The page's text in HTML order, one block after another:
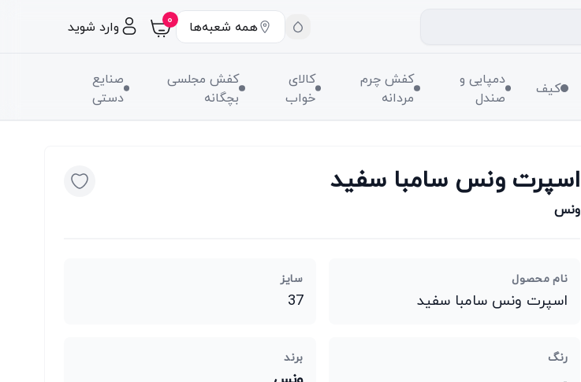
همه شعبه‌ها ۰ وارد شوید
کیف
دمپایی و
صندل
کفش چرم
مردانه
کالای
خواب
کفش مجلسی
بچگانه
صنایع
دستی
اسپرت ونس سامبا سفید
ونس
نام محصول
اسپرت ونس سامبا سفید
سایز
37
رنگ برند